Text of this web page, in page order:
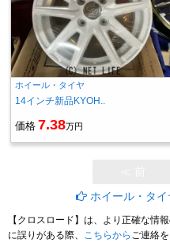
ホイール・タイヤ
14インチ新品KYOH..
価格 7.38万円
ホイール・タ
【クロスロード】は、より正確な情
に誤りがある際、 こちらから ご連絡